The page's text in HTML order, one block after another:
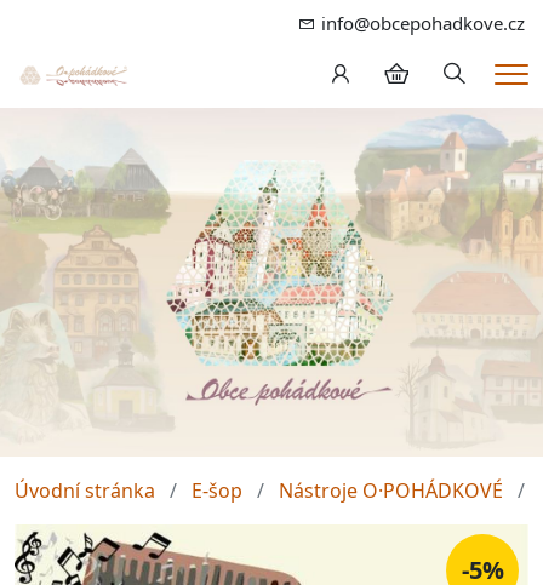
info@obcepohadkove.cz
Hledání
Úvodní stránka E-šop Nástroje O·POHÁDKOVÉ
-5%